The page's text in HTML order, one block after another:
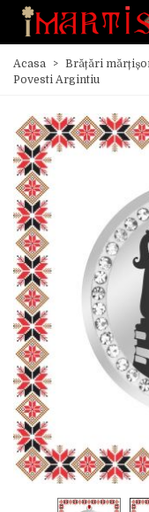
Acasa > Brățări
Povesti Argintiu